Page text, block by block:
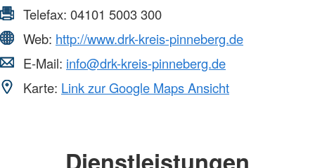
Telefax: 04101 5003 300
Web: http://www.drk-kreis-pinneberg.de
E-Mail: info@drk-kreis-pinneberg.de
Karte: Link zur Google Maps Ansicht